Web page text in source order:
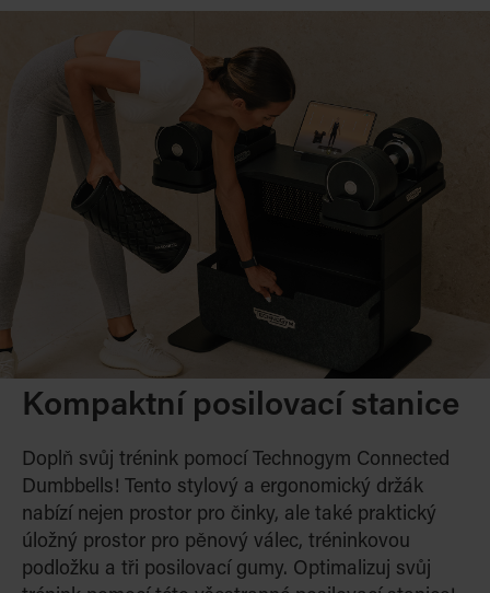
Kompaktní posilovací stanice
Doplň svůj trénink pomocí Technogym Connected
Dumbbells! Tento stylový a ergonomický držák
nabízí nejen prostor pro činky, ale také praktický
úložný prostor pro pěnový válec, tréninkovou
podložku a tři posilovací gumy. Optimalizuj svůj